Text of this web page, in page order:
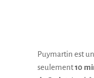
Puymartin est
seulement10